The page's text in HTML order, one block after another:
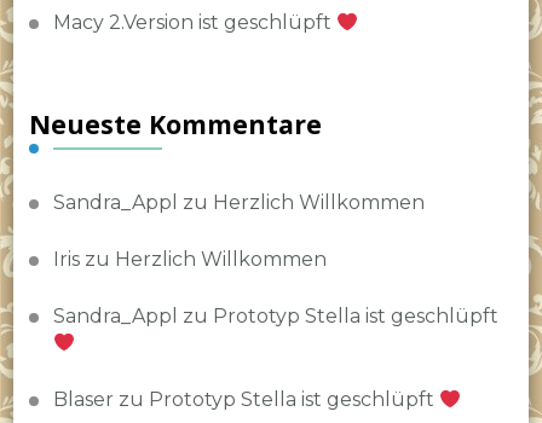
Macy 2.Version ist geschlüpft
Neueste Kommentare
Sandra_Appl zu Herzlich Willkommen
Iriszu Herzlich Willkommen
Sandra_Appl zu Prototyp Stella ist geschlüpft
Blaser zu Prototyp Stella ist geschlüpft